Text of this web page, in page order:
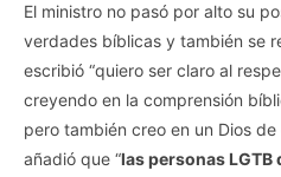
El ministro no pasó por alto su
verdades bíblicas y también se
escribió “quiero ser claro al
creyendo en la comprensión
pero también creo en un Dios
añadió que “las personas LGTB